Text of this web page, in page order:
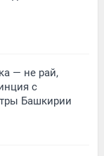
— не рай,
с
Башкирии